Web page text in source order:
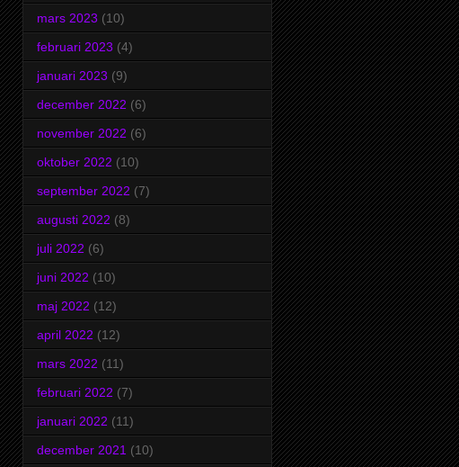
mars 2023 (10)
februari 2023 (4)
januari 2023 (9)
december 2022 (6)
november 2022 (6)
oktober 2022 (10)
september 2022 (7)
augusti 2022 (8)
juli 2022 (6)
juni 2022 (10)
maj 2022 (12)
april 2022 (12)
mars 2022 (11)
februari 2022 (7)
januari 2022 (11)
december 2021 (10)